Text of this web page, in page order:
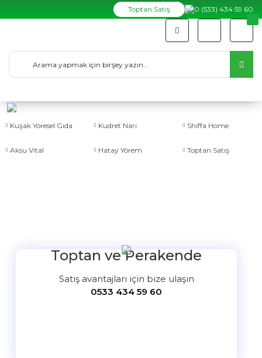
Toptan Satış 0 (533) 434 59 60
Kuşak Yöresel Gıda Kudret Narı Shiffa Home
Aksu Vital Hatay Yörem Toptan Satış
Toptan ve Perakende
Satış avantajları için bize ulaşın
0533 434 59 60